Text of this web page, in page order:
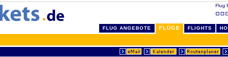
Flug
FLUG ANGEBOTE FLÜGE FLIGHTS